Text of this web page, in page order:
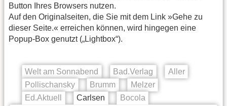
Button Ihres Browsers nutzen.
Auf den Originalseiten, die Sie mit dem Link »Gehe zu
dieser Seite.« erreichen können, wird hingegen eine
Popup-Box genutzt („Lightbox“).
Welt am Sonnabend Bad.Verlag
Aller
Pollischansky
Brumm
Melzer
Ed.Aktuell
Carlsen Bocola